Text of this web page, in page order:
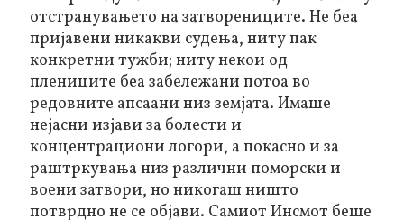
отстранувањето на затворениците. Не беа
пријавени никакви судења, ниту пак
конкретни тужби; ниту некои од
плениците беа забележани потоа во
редовните апсаани низ земјата. Имаше
нејасни изјави за болести и
концентрациони логори, а покасно и за
раштркувања низ различни поморски и
воени затвори, но никогаш ништо
потврдно не се објави. Самиот Инсмот беше